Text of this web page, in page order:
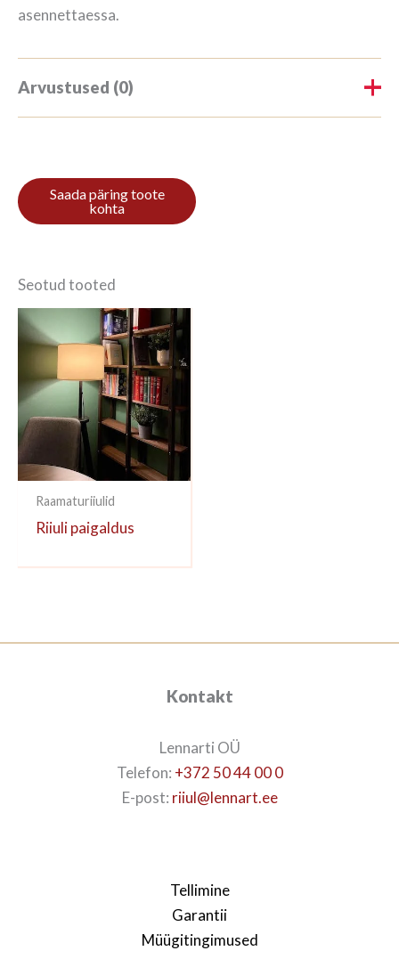
asennettaessa.
Arvustused (0)
Ole esimene, kes hindab toodet
Seotud tooted
Raamaturiiulid
Riiuli paigaldus
Kontakt
Lennarti OÜ
Telefon: +372 50 44 00 0
E-post: riiul@lennart.ee
Tellimine
Garantii
Müügitingimused